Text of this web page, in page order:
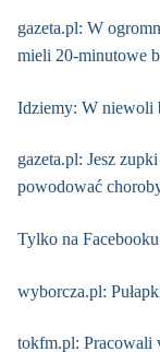
gazeta.pl: W
mieli 20-minutowe
Idziemy: W niewoli
gazeta.pl: Jesz
powodować
Tylko na
wyborcza.pl:
tokfm.pl: Pracowali